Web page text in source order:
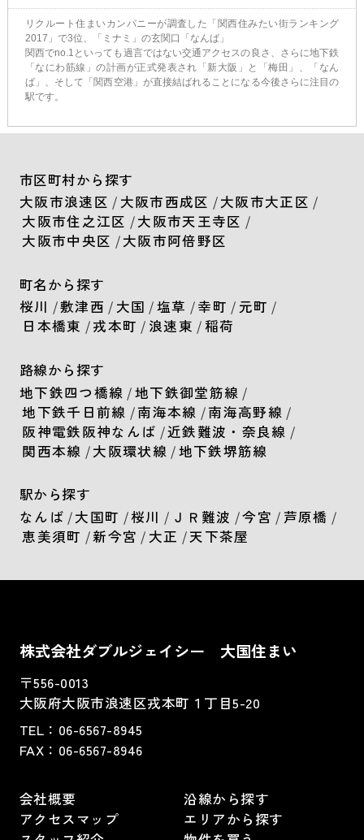
リクルート住まいカンパニーが調査した「関西住みたい街ランキング
2017」で3位、「ミナミ」の玄関口「なんば」
関西でno.1といっても過言ではない交通アクセスの良さ、さらに地下鉄
「なにわ筋線」の計画が正式発表され「新大阪」と「梅田」、「なん
ば」、そして「関西空港」が直接結ばれることになる今後さらに注目の
駅です。
市区町村から探す
大阪市浪速区 / 大阪市西成区 /大阪市大正区 /
大阪市住之江区 /大阪市天王寺区 /
大阪市中央区 /大阪市阿倍野区
町名から探す
桜川 /敷津西 / 大国 /塩草 /幸町 / 元町 /
日本橋東 /戎本町 / 浪速東 /稲荷
路線から探す
地下鉄四つ橋線 /地下鉄御堂筋線 /
地下鉄千日前線 /南海本線 /南海高野線 /
阪神電鉄阪神なんば /近鉄難波・奈良線 /
関西本線 /大阪環状線 /地下鉄堺筋線
駅から探す
なんば /大国町 /桜川 / ＪＲ難波 /今宮 / 芦原橋 /
恵美須町 /新今宮 / 大正 /天下茶屋
株式会社ダブルジェイシー 大国住まい
〒556-0013
大阪府大阪市浪速区戎本町１丁目5-20
TEL： 06-6567-8945
FAX：06-6567-8946
会社概要
アクセスマップ
沿線から探す
エリアから探す